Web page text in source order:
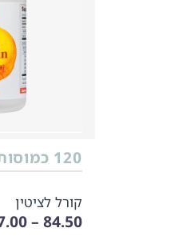
120 כמוסות
קורל לציטין
84.50 – 107.00